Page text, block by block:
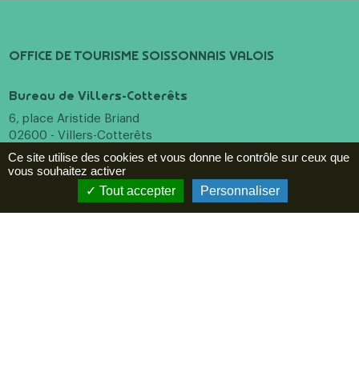
OFFICE DE TOURISME SOISSONNAIS VALOIS
Bureau de Villers-Cotterêts
6, place Aristide Briand
02600 - Villers-Cotterêts
+33 (0)3 23 96 55 10
Bureau de Soissons
16 Pl. Fernand Marquigny
Ce site utilise des cookies et vous donne le contrôle sur ceux que
vous souhaitez activer
Tout accepter
Personnaliser